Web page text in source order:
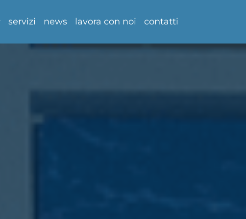
servizi news lavora con noi contatti